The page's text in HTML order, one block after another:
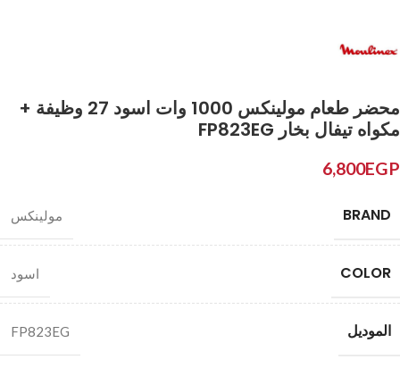
محضر طعام مولينكس 1000 وات اسود 27 وظيفة +
مكواه تيفال بخار FP823EG
6,800EGP
BRAND مولينكس
COLOR اسود
الموديل FP823EG